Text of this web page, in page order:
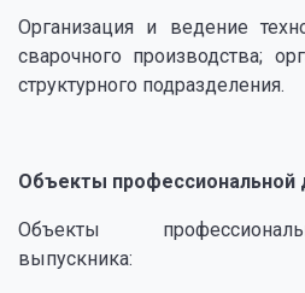
Организация и ведение
сварочного производства;
структурного подразделения.
Объекты профессиональной
Объекты
выпускника: